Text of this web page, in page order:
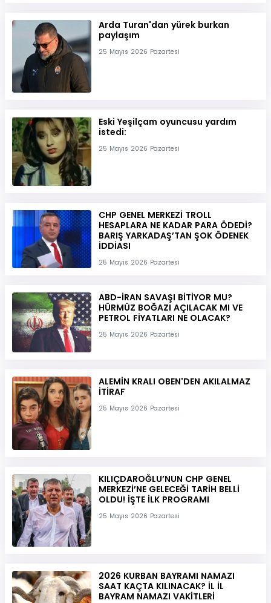
Arda Turan'dan yürek burkan
paylaşım
25 Mayıs 2026 Pazartesi
Eski Yeşilçam oyuncusu yardım
istedi:
25 Mayıs 2026 Pazartesi
CHP GENEL MERKEZİ TROLL
HESAPLARA NE KADAR PARA ÖDEDİ?
BARIŞ YARKADAŞ’TAN ŞOK ÖDENEK
İDDİASI
25 Mayıs 2026 Pazartesi
ABD-İRAN SAVAŞI BİTİYOR MU?
HÜRMÜZ BOĞAZI AÇILACAK MI VE
PETROL FİYATLARI NE OLACAK?
25 Mayıs 2026 Pazartesi
ALEMİN KRALI OBEN'DEN AKILALMAZ
İTİRAF
25 Mayıs 2026 Pazartesi
KILIÇDAROĞLU’NUN CHP GENEL
MERKEZİ’NE GELECEĞİ TARİH BELLİ
OLDU! İŞTE İLK PROGRAMI
25 Mayıs 2026 Pazartesi
2026 KURBAN BAYRAMI NAMAZI
SAAT KAÇTA KILINACAK? İL İL
BAYRAM NAMAZI VAKİTLERİ